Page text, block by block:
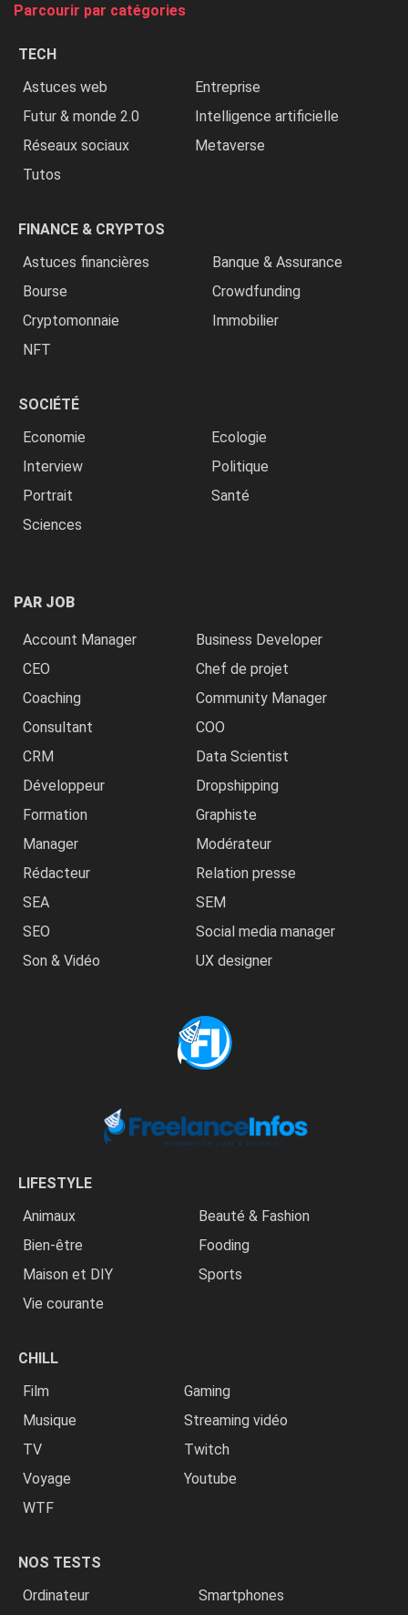
Parcourir par catégories
TECH
Astuces web
Entreprise
Futur & monde 2.0
Intelligence artificielle
Réseaux sociaux
Metaverse
Tutos
FINANCE & CRYPTOS
Astuces financières
Banque & Assurance
Bourse
Crowdfunding
Cryptomonnaie
Immobilier
NFT
SOCIÉTÉ
Economie
Ecologie
Interview
Politique
Portrait
Santé
Sciences
PAR JOB
Account Manager
Business Developer
CEO
Chef de projet
Coaching
Community Manager
Consultant
COO
CRM
Data Scientist
Développeur
Dropshipping
Formation
Graphiste
Manager
Modérateur
Rédacteur
Relation presse
SEA
SEM
SEO
Social media manager
Son & Vidéo
UX designer
LIFESTYLE
Animaux
Beauté & Fashion
Bien-être
Fooding
Maison et DIY
Sports
Vie courante
CHILL
Film
Gaming
Musique
Streaming vidéo
TV
Twitch
Voyage
Youtube
WTF
NOS TESTS
Ordinateur
Smartphones